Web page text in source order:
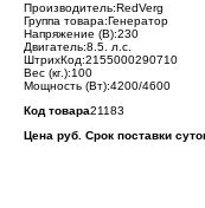
Производитель:RedVerg
Группа товара:Генератор
Напряжение (В):230
Двигатель:8.5. л.с.
ШтрихКод:2155000290710
Вес (кг.):100
Мощность (Вт):4200/4600
Код товара21183
Цена руб. Срок поставки